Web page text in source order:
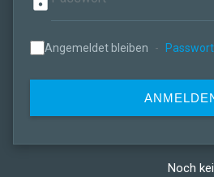
Angemeldet bleiben -
Noch